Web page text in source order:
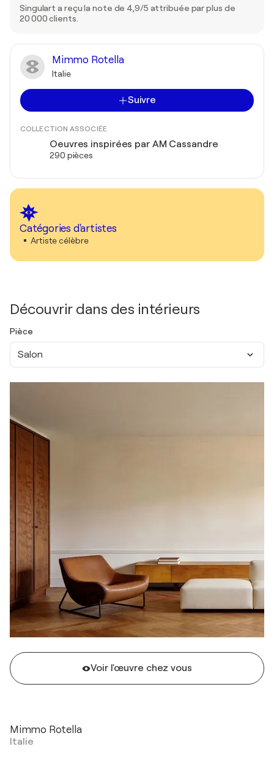
Singulart a reçu la note de 4,9/5 attribuée par plus de
20 000 clients.
Mimmo Rotella
Italie
Suivre
COLLECTION ASSOCIÉE
Oeuvres inspirées par AM Cassandre
290 pièces
Catégories d'artistes
Artiste célèbre
Découvrir dans des intérieurs
Pièce
Salon
Voir l'œuvre chez vous
Mimmo Rotella
Italie